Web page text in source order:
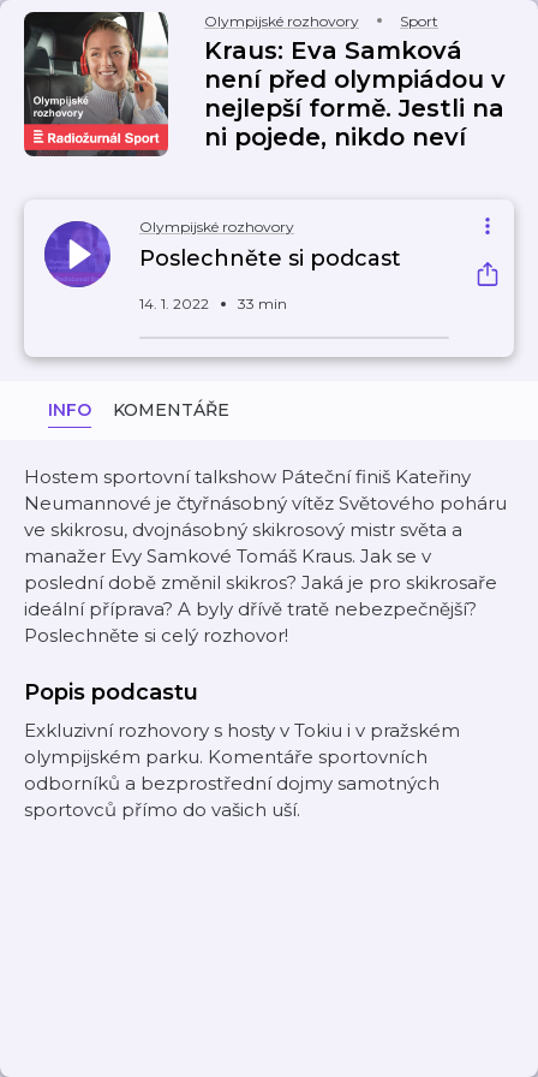
Olympijské rozhovory Sport
Kraus: Eva Samková
není před olympiádou v
nejlepší formě. Jestli na
ni pojede, nikdo neví
Olympijské rozhovory
Poslechněte si podcast
14. 1. 2022 33 min
INFO KOMENTÁŘE
Hostem sportovní talkshow Páteční finiš Kateřiny
Neumannové je čtyřnásobný vítěz Světového poháru
ve skikrosu, dvojnásobný skikrosový mistr světa a
manažer Evy Samkové Tomáš Kraus. Jak se v
poslední době změnil skikros? Jaká je pro skikrosaře
ideální příprava? A byly dřívě tratě nebezpečnější?
Poslechněte si celý rozhovor!
Popis podcastu
Exkluzivní rozhovory s hosty v Tokiu i v pražském
olympijském parku. Komentáře sportovních
odborníků a bezprostřední dojmy samotných
sportovců přímo do vašich uší.